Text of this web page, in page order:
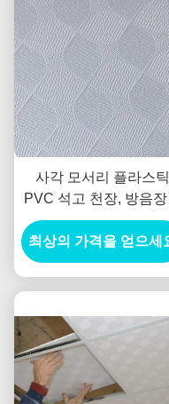
사각 모서리 플라스틱
PVC 석고 천장, 방음장
가 되는 PVC 라미네이
된 실링 타일
최상의 가격을 얻으세